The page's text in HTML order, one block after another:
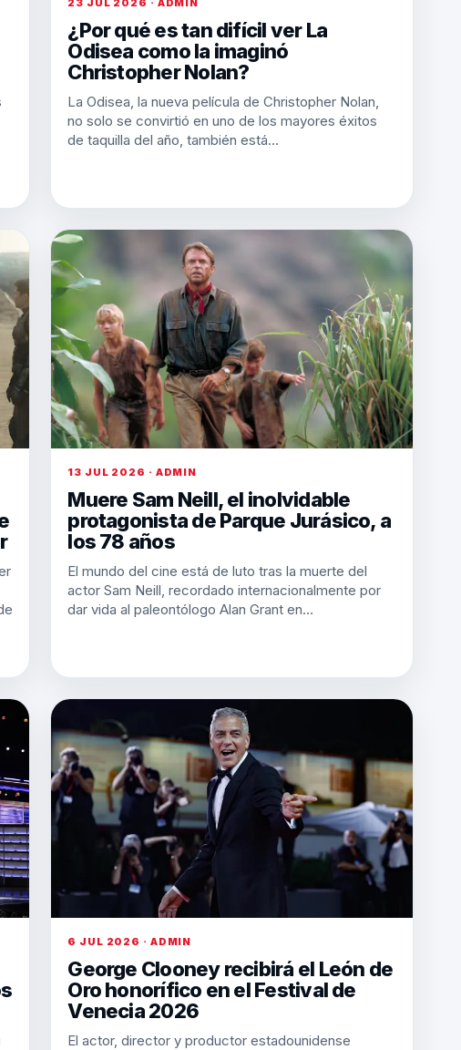
23 JUL 2026 · ADMIN
¿Por qué es tan difícil ver La
Odisea como la imaginó
Christopher Nolan?
La Odisea, la nueva película de Christopher Nolan,
no solo se convirtió en uno de los mayores éxitos
de taquilla del año, también está…
13 JUL 2026 · ADMIN
Muere Sam Neill, el inolvidable
protagonista de Parque Jurásico, a
los 78 años
El mundo del cine está de luto tras la muerte del
actor Sam Neill, recordado internacionalmente por
dar vida al paleontólogo Alan Grant en…
6 JUL 2026 · ADMIN
George Clooney recibirá el León de
Oro honorífico en el Festival de
Venecia 2026
El actor, director y productor estadounidense